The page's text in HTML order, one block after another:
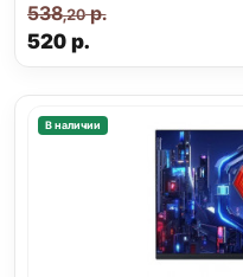
520р.
538,20р.
В наличии